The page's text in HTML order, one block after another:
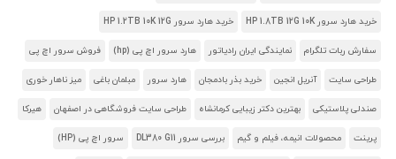
خرید هارد سرور HP 1.8TB 12G 10K خرید هارد سرور HP 1.2TB 10K 12G
سفارش ربات تلگرام نمایندگی ایران رادیاتور هارد سرور اچ پی (hp) فروش سرور اچ پی
طراحی سایت آنریل انجین خرید بذر بادمجان هارد سرور مبلمان باغی میز ناهار خوری
صندلی پلاستیکی بهترین دکتر زیبایی کرمانشاه طراحی سایت فروشگاهی در اصفهان هیرکا
پرینت محصولات انیمه، فیلم و گیم بررسی سرور DL380 G11 سرور اچ پی (HP)